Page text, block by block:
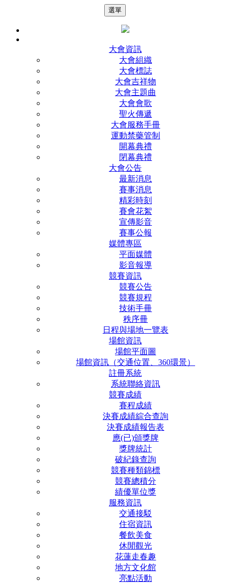
選單
大會資訊
大會組織
大會標誌
大會吉祥物
大會主題曲
大會會歌
聖火傳遞
大會服務手冊
運動禁藥管制
開幕典禮
閉幕典禮
大會公告
最新消息
賽事消息
精彩時刻
賽會花絮
宣傳影音
賽事公報
媒體專區
平面媒體
影音報導
競賽資訊
競賽公告
競賽規程
技術手冊
秩序冊
日程與場地一覽表
場館資訊
場館平面圖
場館資訊（交通位置、360環景）
註冊系統
系統聯絡資訊
競賽成績
賽程成績
決賽成績綜合查詢
決賽成績報告表
應(已)頒獎牌
獎牌統計
破紀錄查詢
競賽種類錦標
競賽總積分
績優單位獎
服務資訊
交通接駁
住宿資訊
餐飲美食
休閒觀光
花蓮走春趣
地方文化館
亮點活動